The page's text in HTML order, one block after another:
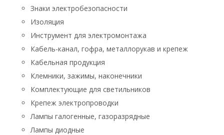
Знаки электробезопасности
Изоляция
Инструмент для электромонтажа
Кабель-канал, гофра, металлорукав и крепеж
Кабельная продукция
Клемники, зажимы, наконечники
Комплектующие для светильников
Крепеж электропроводки
Лампы галогенные, газоразрядные
Лампы диодные